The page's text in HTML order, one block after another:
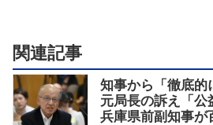
関連記事
知事から「徹底
元局長の訴え「
兵庫県前副知事が